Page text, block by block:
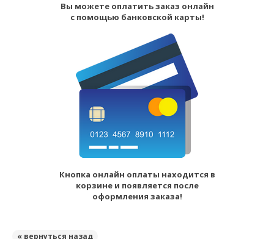
Вы можете оплатить заказ онлайн
с помощью банковской карты!
Кнопка онлайн оплаты находится в
корзине и появляется после
оформления заказа!
« вернуться назад